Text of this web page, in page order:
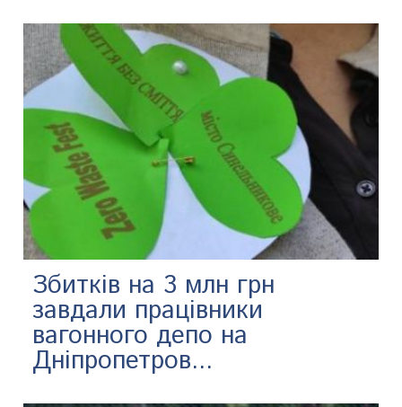
Збитків на 3 млн грн
завдали працівники
вагонного депо на
Дніпропетров...